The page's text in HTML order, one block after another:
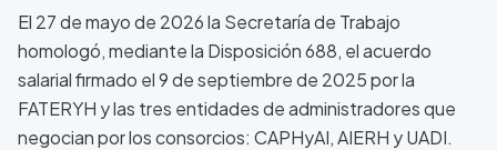
El 27 de mayo de 2026 la Secretaría de Trabajo
homologó, mediante la Disposición 688, el acuerdo
salarial firmado el 9 de septiembre de 2025 por la
FATERYH y las tres entidades de administradores que
negocian por los consorcios: CAPHyAI, AIERH y UADI.